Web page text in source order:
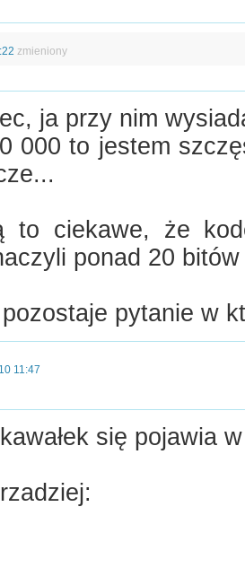
zmieniony
ja przy nim
000 to jestem
to ciekawe, że
ponad 20
pytanie w
11:47
się pojawia